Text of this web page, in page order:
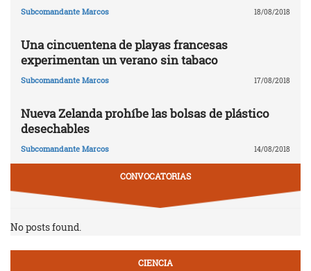
Subcomandante Marcos 18/08/2018
Una cincuentena de playas francesas
experimentan un verano sin tabaco
Subcomandante Marcos 17/08/2018
Nueva Zelanda prohíbe las bolsas de plástico
desechables
Subcomandante Marcos 14/08/2018
CONVOCATORIAS
No posts found.
CIENCIA